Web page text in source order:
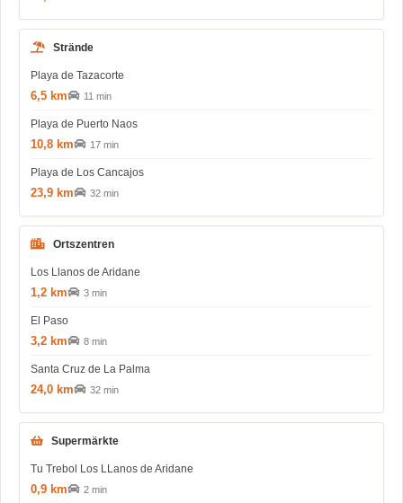
Strände
Playa de Tazacorte
6,5 km 11 min
Playa de Puerto Naos
10,8 km 17 min
Playa de Los Cancajos
23,9 km 32 min
Ortszentren
Los Llanos de Aridane
1,2 km 3 min
El Paso
3,2 km 8 min
Santa Cruz de La Palma
24,0 km 32 min
Supermärkte
Tu Trebol Los LLanos de Aridane
0,9 km 2 min